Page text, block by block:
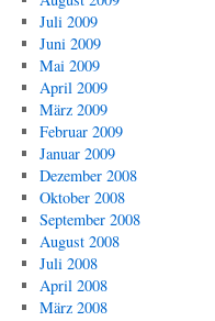
Juli 2009
Juni 2009
Mai 2009
April 2009
März 2009
Februar 2009
Januar 2009
Dezember 2008
Oktober 2008
September 2008
August 2008
Juli 2008
April 2008
März 2008